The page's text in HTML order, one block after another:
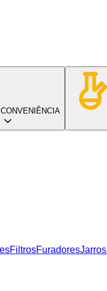
CONVENIÊNCIA
FiltrosFuradoresJarros